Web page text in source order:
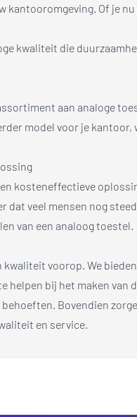
kantooromgeving. Of je
kwaliteit die
aan analoge
model voor je
kosteneffectieve
veel mensen nog
van een analoog toestel.
voorop. We
bij het maken van
Bovendien
en service.